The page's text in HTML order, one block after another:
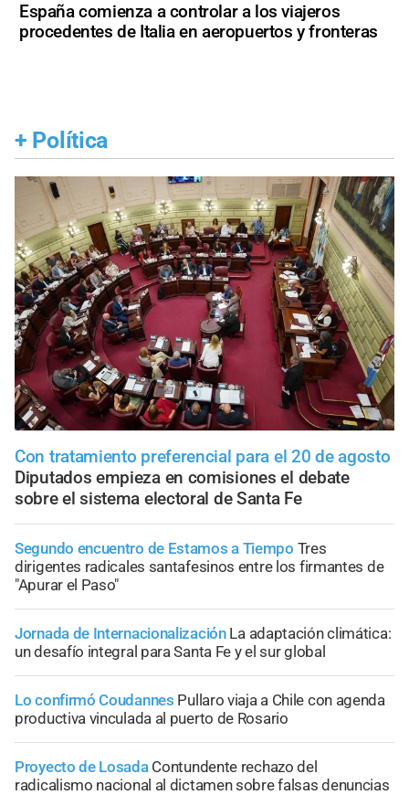
España comienza a controlar a los viajeros
procedentes de Italia en aeropuertos y fronteras
+ Política
Con tratamiento preferencial para el 20 de agosto
Diputados empieza en comisiones el debate
sobre el sistema electoral de Santa Fe
Segundo encuentro de Estamos a Tiempo Tres
dirigentes radicales santafesinos entre los firmantes de
"Apurar el Paso"
Jornada de Internacionalización La adaptación climática:
un desafío integral para Santa Fe y el sur global
Lo confirmó Coudannes Pullaro viaja a Chile con agenda
productiva vinculada al puerto de Rosario
Proyecto de Losada Contundente rechazo del
radicalismo nacional al dictamen sobre falsas denuncias